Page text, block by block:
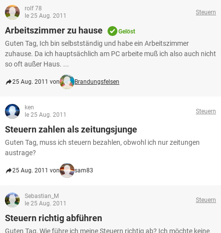
rolf 78
le 25 Aug. 2011
Steuern
Arbeitszimmer zu hause Gelöst
Guten Tag, Ich bin selbstständig und habe ein Arbeitszimmer
zuhause. Da ich hauptsächlich am PC arbeite muß ich also auch nicht
so oft außer Haus. ...
25 Aug. 2011 von Brandungsfelsen
ken
le 25 Aug. 2011
Steuern
Steuern zahlen als zeitungsjunge
Guten Tag, muss ich steuern bezahlen, obwohl ich nur zeitungen
austrage?
25 Aug. 2011 von sam83
Sebastian_M
le 25 Aug. 2011
Steuern
Steuern richtig abführen
Guten Tag, Wie führe ich meine Steuern richtig ab? Ich möchte keine